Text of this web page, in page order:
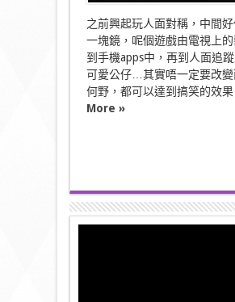
之前興起玩人面對稱，中間
一塊鏡，呢個遊戲由電視上
到手機apps中，再到人面追
可愛公仔…其實唔一定要改變
何野，都可以達到搞笑的效果
More »